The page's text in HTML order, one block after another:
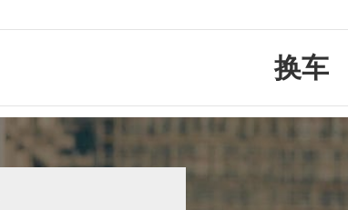
换车